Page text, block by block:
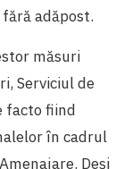
adăpost.
măsuri
Serviciul de
facto fiind
în cadrul
Deși